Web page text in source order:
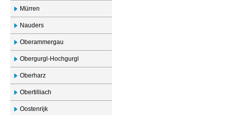
Mürren
Nauders
Oberammergau
Obergurgl-Hochgurgl
Oberharz
Obertilliach
Oostenrijk